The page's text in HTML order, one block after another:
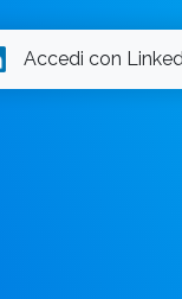
Accedi con